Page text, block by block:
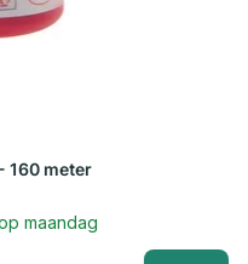
160 meter
maandag